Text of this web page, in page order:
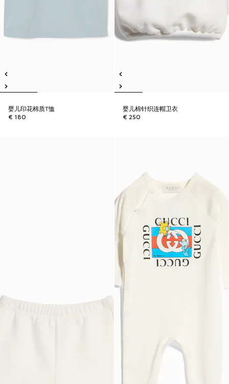
婴儿印花棉质T恤
€ 180
婴儿棉针织连帽卫衣
€ 250